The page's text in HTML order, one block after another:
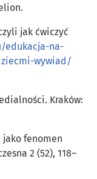
jak ćwiczyć
edukacja-na-
wywiad/
Kraków:
jako fenomen
2 (52), 118–